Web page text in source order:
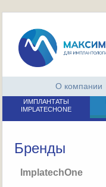
О компании
ИМПЛАНТАТЫ
IMPLATECHONE
Бренды
ImplatechOne